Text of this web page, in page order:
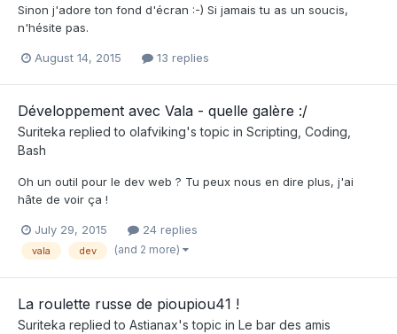
Sinon j'adore ton fond d'écran :-) Si jamais tu as un soucis,
n'hésite pas.
August 14, 2015 13 replies
Développement avec Vala - quelle galère :/
Suriteka replied to olafviking's topic in Scripting, Coding,
Bash
Oh un outil pour le dev web ? Tu peux nous en dire plus, j'ai
hâte de voir ça !
July 29, 2015 24 replies
vala dev (and 2 more)
La roulette russe de pioupiou41 !
Suriteka replied to Astianax's topic in Le bar des amis